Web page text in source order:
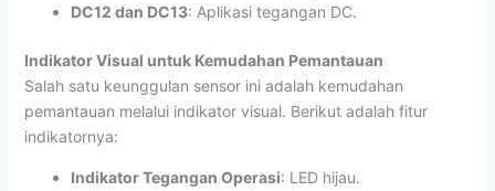
DC12 dan DC13: Aplikasi tegangan DC.
Indikator Visual untuk Kemudahan Pemantauan
Salah satu keunggulan sensor ini adalah kemudahan
pemantauan melalui indikator visual. Berikut adalah fitur
indikatornya:
Indikator Tegangan Operasi: LED hijau.